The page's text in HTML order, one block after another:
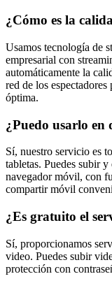
¿Cómo es la
Usamos tecnología de
empresarial con
automáticamente la
red de los
óptima.
¿Puedo usarlo en
Sí, nuestro servicio es
tabletas. Puedes subir
navegador móvil, con
compartir móvil
¿Es gratuito el
Sí, proporcionamos
video. Puedes subir
protección con